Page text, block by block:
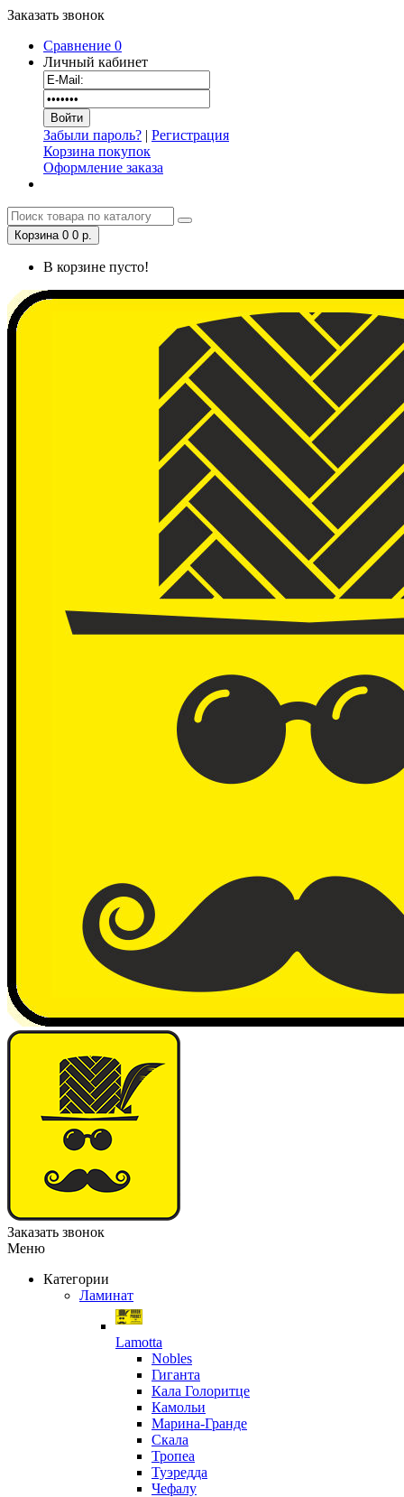
Заказать звонок
Сравнение 0
Личный кабинет
Забыли пароль? | Регистрация
Корзина покупок
Оформление заказа
Корзина 0 0 р.
В корзине пусто!
Заказать звонок
Меню
Категории
Ламинат
Lamotta
Nobles
Гиганта
Кала Голоритце
Камольи
Марина-Гранде
Скала
Тропеа
Туэредда
Чефалу